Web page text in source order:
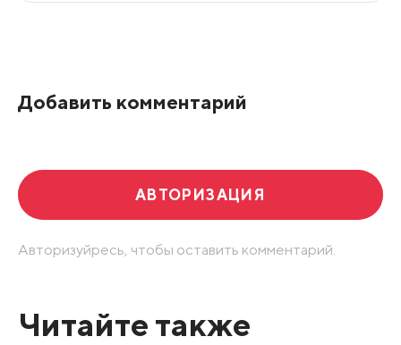
Добавить комментарий
АВТОРИЗАЦИЯ
Авторизуйресь, чтобы оставить комментарий.
Читайте также